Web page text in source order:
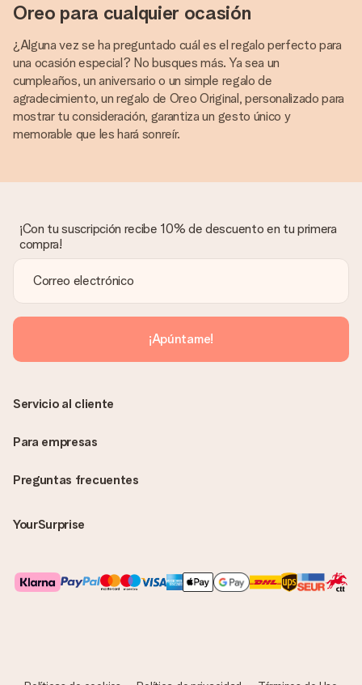
Oreo para cualquier ocasión
¿Alguna vez se ha preguntado cuál es el regalo perfecto para
una ocasión especial? No busques más. Ya sea un
cumpleaños, un aniversario o un simple regalo de
agradecimiento, un regalo de Oreo Original, personalizado para
mostrar tu consideración, garantiza un gesto único y
memorable que les hará sonreír.
¡Con tu suscripción recibe 10% de descuento en tu primera
compra!
¡Apúntame!
Preguntas frecuentes
YourSurprise
Servicio al cliente
Para empresas